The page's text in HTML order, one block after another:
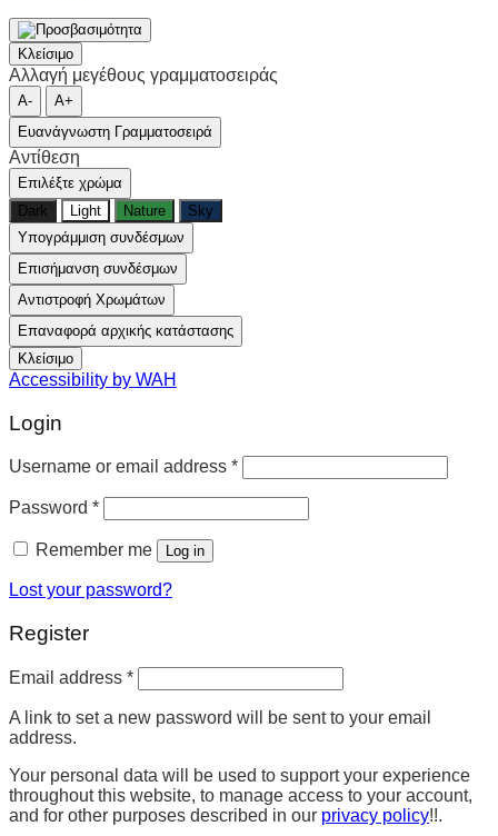
Κλείσιμο
Αλλαγή μεγέθους γραμματοσειράς
A-
A+
Ευανάγνωστη Γραμματοσειρά
Αντίθεση
Επιλέξτε χρώμα
Dark
Light Nature
Sky
Υπογράμμιση συνδέσμων
Επισήμανση συνδέσμων
Αντιστροφή Χρωμάτων
Επαναφορά αρχικής κατάστασης
Κλείσιμο
Accessibility by WAH
Login
Username or email address *
Password *
Remember me Log in
Lost your password?
Register
Email address *
A link to set a new password will be sent to your email
address.
Your personal data will be used to support your experience
throughout this website, to manage access to your account,
and for other purposes described in our privacy policy!!.